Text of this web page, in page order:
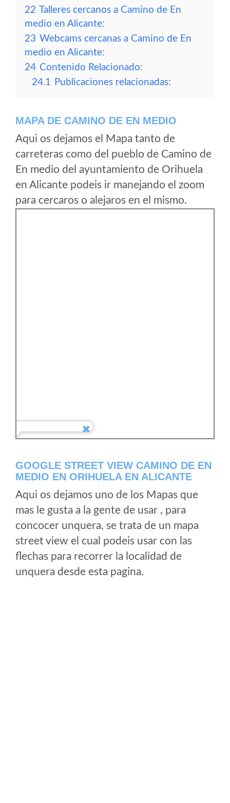
22 Talleres cercanos a Camino de En
medio en Alicante:
23 Webcams cercanas a Camino de En
medio en Alicante:
24 Contenido Relacionado:
24.1 Publicaciones relacionadas:
MAPA DE CAMINO DE EN MEDIO
Aqui os dejamos el Mapa tanto de
carreteras como del pueblo de Camino de
En medio del ayuntamiento de Orihuela
en Alicante podeis ir manejando el zoom
para cercaros o alejaros en el mismo.
GOOGLE STREET VIEW CAMINO DE EN
MEDIO EN ORIHUELA EN ALICANTE
Aqui os dejamos uno de los Mapas que
mas le gusta a la gente de usar , para
concocer unquera, se trata de un mapa
street view el cual podeis usar con las
flechas para recorrer la localidad de
unquera desde esta pagina.